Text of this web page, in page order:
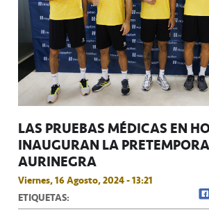
LAS PRUEBAS MÉDICAS EN
INAUGURAN LA
AURINEGRA
Viernes, 16 Agosto, 2024 - 13:21
ETIQUETAS: